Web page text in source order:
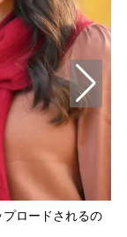
ロードされるの